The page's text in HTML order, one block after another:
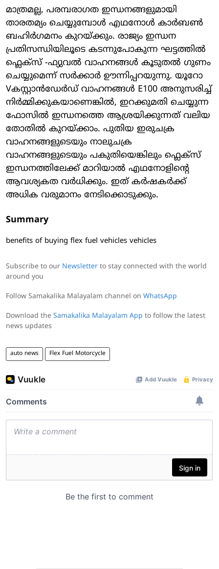
മാത്രമല്ല, പരമ്പരാഗത ഇന്ധനങ്ങളുമായി
താരതമ്യം ചെയ്യുമ്പോള്‍ എഥനോള്‍ കാര്‍ബണ്‍
ബഹിര്‍ഗമനം കുറയ്ക്കും. രാജ്യം ഇന്ധന
പ്രതിസന്ധിയിലൂടെ കടന്നുപോകുന്ന ഘട്ടത്തില്‍
ഫ്ലെക്സ് -ഫ്യുവല്‍ വാഹനങ്ങള്‍ കൂടുതല്‍ ഗുണം
ചെയ്യുമെന്ന് സര്‍ക്കാര്‍ ഊന്നിപ്പറയുന്നു. യൂറോ
Vകസ്റ്റാന്‍ഡേര്‍ഡ് വാഹനങ്ങള്‍ E100 അനുസരിച്ച്
നിര്‍മ്മിക്കുകയാണെങ്കില്‍, ഇറക്കുമതി ചെയ്യുന്ന
ഫോസില്‍ ഇന്ധനത്തെ ആശ്രയിക്കുന്നത് വലിയ
തോതില്‍ കുറയ്ക്കാം. പുതിയ ഇരുചക്ര
വാഹനങ്ങളുടെയും നാലുചക്ര
വാഹനങ്ങളുടെയും പകുതിയെങ്കിലും ഫ്ലെക്സ്
ഇന്ധനത്തിലേക്ക് മാറിയാല്‍ എഥനോളിന്റെ
ആവശ്യകത വര്‍ധിക്കും. ഇത് കര്‍ഷകര്‍ക്ക്
അധിക വരുമാനം നേടിക്കൊടുക്കും.
Summary
benefits of buying flex fuel vehicles vehicles
Subscribe to our Newsletter to stay connected with the world
around you
Follow Samakalika Malayalam channel on WhatsApp
Download the Samakalika Malayalam App to follow the latest
news updates
auto news Flex Fuel Motorcycle